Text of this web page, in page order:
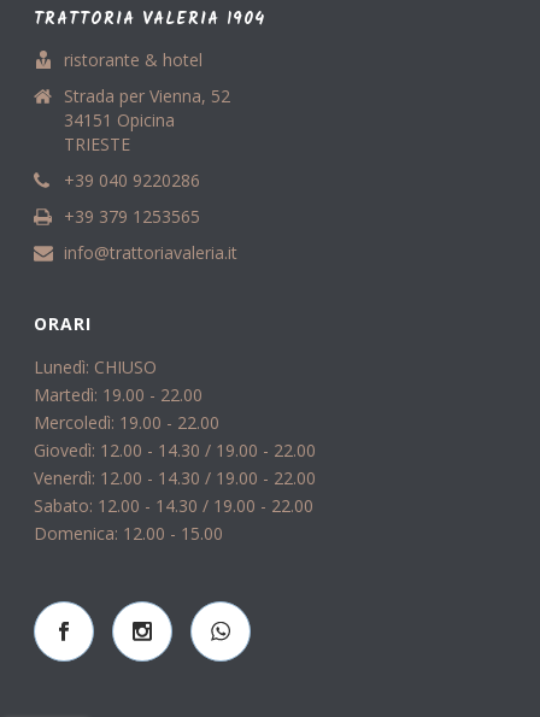
TRATTORIA VALERIA 1904
ristorante & hotel
Strada per Vienna, 52
34151 Opicina
TRIESTE
+39 040 9220286
+39 379 1253565
info@trattoriavaleria.it
ORARI
Lunedì: CHIUSO
Martedì: 19.00 - 22.00
Mercoledì: 19.00 - 22.00
Giovedì: 12.00 - 14.30 / 19.00 - 22.00
Venerdì: 12.00 - 14.30 / 19.00 - 22.00
Sabato: 12.00 - 14.30 / 19.00 - 22.00
Domenica: 12.00 - 15.00